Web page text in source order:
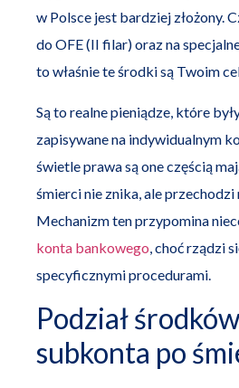
w Polsce jest bardziej złożony.
do OFE (II filar) oraz na
to właśnie te środki są Twoim
Są to realne pieniądze, które
zapisywane na indywidualnym
świetle prawa są one częścią
śmierci nie znika, ale przechodzi
Mechanizm ten przypomina
konta bankowego, choć rządzi
specyficznymi procedurami.
Podział
subkonta po